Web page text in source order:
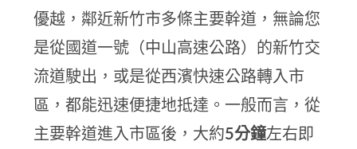
優越，鄰近新竹市多條主要幹道，無論您
是從國道一號（中山高速公路）的新竹交
流道駛出，或是從西濱快速公路轉入市
區，都能迅速便捷地抵達。一般而言，從
主要幹道進入市區後，大約5分鐘左右即